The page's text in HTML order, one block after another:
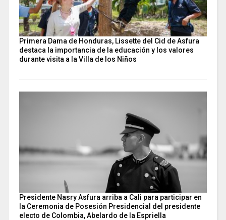
Primera Dama de Honduras, Lissette del Cid de Asfura
destaca la importancia de la educación y los valores
durante visita a la Villa de los Niños
Presidente Nasry Asfura arriba a Cali para participar en
la Ceremonia de Posesión Presidencial del presidente
electo de Colombia, Abelardo de la Espriella